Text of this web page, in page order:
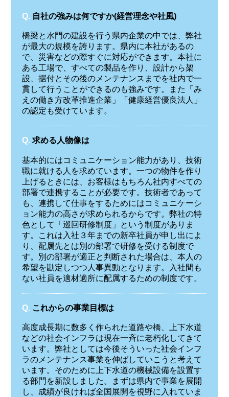
Q. 自社の強みは何ですか(経営理念や社風)
橋梁と水門の建設を行う県内企業の中では、弊社
が最大の規模を誇ります。県内に本社があるの
で、災害などの際すぐに対応ができます。本社に
ある工場で、すべての製品を作り、設計から架
設、据付とその後のメンテナンスまでを社内で一
貫して行うことができるのも強みです。また「み
えの働き方改革推進企業」「健康経営優良法人」
の認定も受けています。
Q. 求める人物像は
基本的にはコミュニケーション能力があり、技術
職に就ける人を求めています。一つの物件を作り
上げるときには、お客様はもちろん社内すべての
部署で連携することが必要です。技術者であって
も、連携して仕事をするためにはコミュニケーシ
ョン能力の高さが求められるからです。弊社の特
色として「巡回研修制度」という制度がありま
す。これは入社３年までの新卒社員が申し出によ
り、配属先とは別の部署で研修を受ける制度で
す。別の部署が適正と判断された場合は、本人の
希望を勘定しつつ人事異動となります。入社間も
ない社員を適材適所に配属するための制度です。
Q. これからの事業目標は
高度成長期に数多く作られた道路や橋、上下水道
などの社会インフラは現在一斉に老朽化してきて
います。弊社としては今後そういった社会インフ
ラのメンテナンス事業を伸ばしていこうと考えて
います。そのために上下水道の機械設備を設置す
る部門を新設しました。まずは県内で事業を展開
し、成績が良ければ全国展開を視野に入れていま